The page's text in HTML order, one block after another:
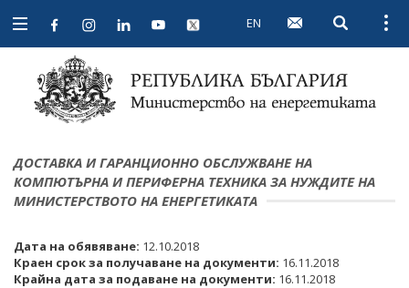
Open
navigation
EN Open
ДОСТАВКА И ГАРАНЦИОННО ОБСЛУЖВАНЕ НА
КОМПЮТЪРНА И ПЕРИФЕРНА ТЕХНИКА ЗА НУЖДИТЕ НА
МИНИСТЕРСТВОТО НА ЕНЕРГЕТИКАТА
Дата на обявяване: 12.10.2018
Краен срок за получаване на документи: 16.11.2018
Крайна дата за подаване на документи: 16.11.2018